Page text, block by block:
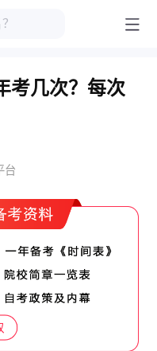
考几次？每次
台